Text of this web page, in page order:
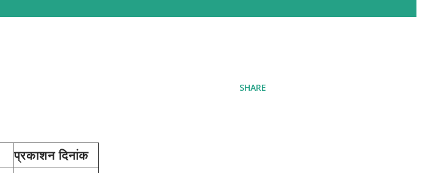
प्रकाशन दिनांक
SHARE